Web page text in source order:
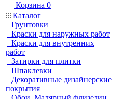
Корзина 0
Каталог
Грунтовки
Краски для наружных работ
Краски для внутренних
работ
Затирки для плитки
Шпаклевки
Декоративные дизайнерские
покрытия